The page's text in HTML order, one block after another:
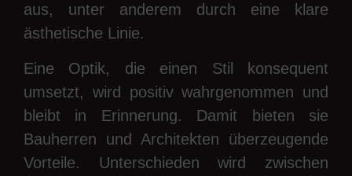
aus, unter anderem durch eine klare
ästhetische Linie.
Eine Optik, die einen Stil konsequent
umsetzt, wird positiv wahrgenommen und
bleibt in Erinnerung. Damit bieten sie
Bauherren und Architekten überzeugende
Vorteile. Unterschieden wird zwischen